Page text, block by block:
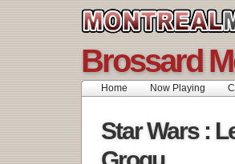
Brossard
Home Now Playing
Star Wars :